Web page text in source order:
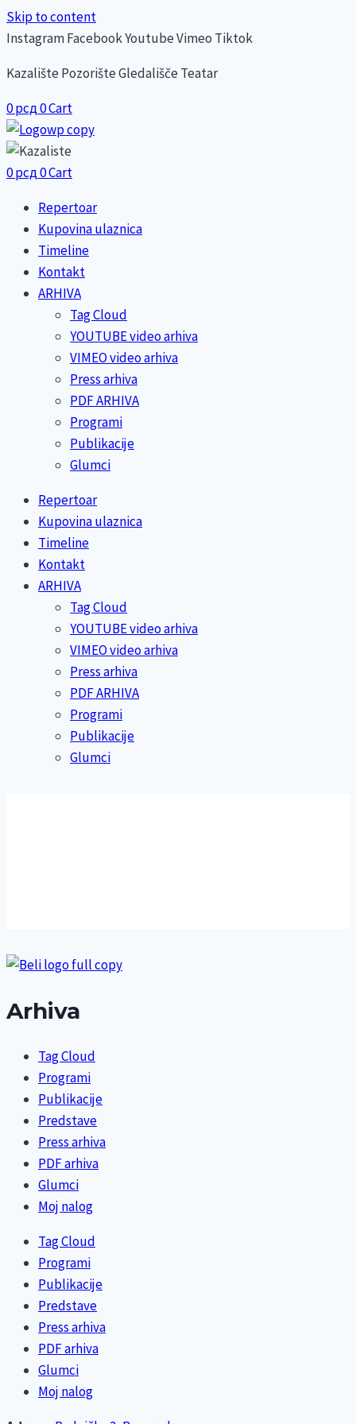
Skip to content
InstagramFacebookYoutubeVimeo Tiktok
Kazalište Pozorište Gledališče Teatar
0рсд0Cart
0рсд0Cart
Repertoar
Kupovina ulaznica
Timeline
Kontakt
ARHIVA
Tag Cloud
YOUTUBE video arhiva
VIMEO video arhiva
Press arhiva
PDF ARHIVA
Programi
Publikacije
Glumci
Repertoar
Kupovina ulaznica
Timeline
Kontakt
ARHIVA
Tag Cloud
YOUTUBE video arhiva
VIMEO video arhiva
Press arhiva
PDF ARHIVA
Programi
Publikacije
Glumci
Arhiva
Tag Cloud
Programi
Publikacije
Predstave
Press arhiva
PDF arhiva
Glumci
Moj nalog
Tag Cloud
Programi
Publikacije
Predstave
Press arhiva
PDF arhiva
Glumci
Moj nalog